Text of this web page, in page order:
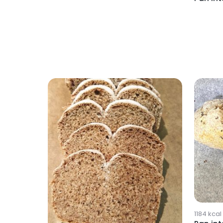
1184 kcal